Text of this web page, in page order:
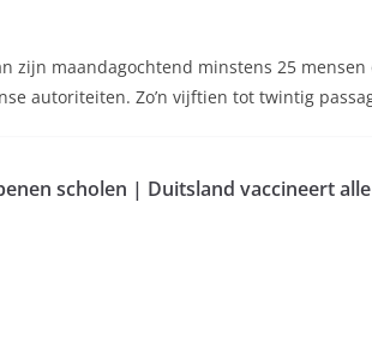
zijn maandagochtend minstens 25
autoriteiten. Zo’n vijftien tot twintig
scholen | Duitsland vaccineert alle